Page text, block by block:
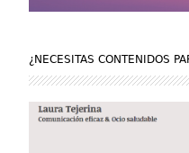
¿NECESITAS CONTENIDOS